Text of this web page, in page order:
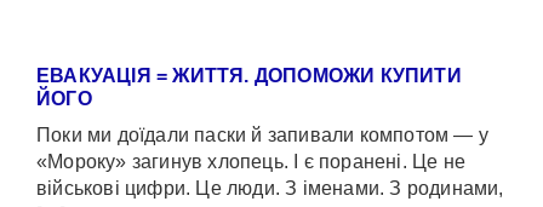
ЕВАКУАЦІЯ = ЖИТТЯ. ДОПОМОЖИ КУПИТИ
ЙОГО
Поки ми доїдали паски й запивали компотом — у
«Мороку» загинув хлопець. І є поранені. Це не
військові цифри. Це люди. З іменами. З родинами,